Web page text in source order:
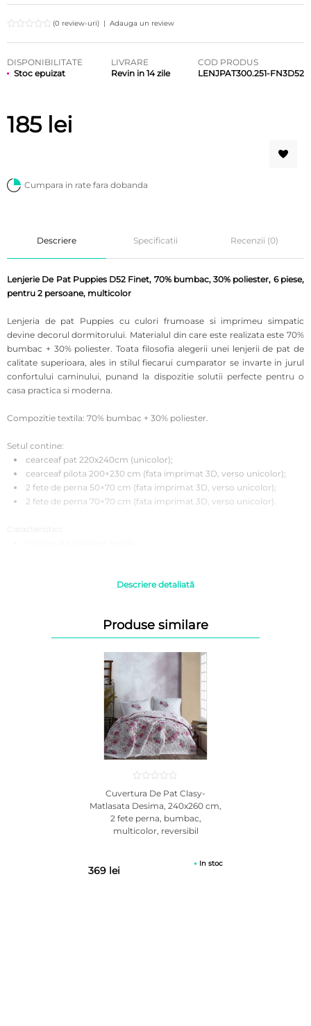
(0 review-uri) | Adauga un review
DISPONIBILITATE
Stoc epuizat
LIVRARE
Revin in 14 zile
COD PRODUS
LENJPAT300.251-FN3D52
185 lei
Cumpara in rate fara dobanda
Descriere Specificatii Recenzii (0)
Lenjerie De Pat Puppies D52 Finet, 70% bumbac, 30% poliester, 6 piese,
pentru 2 persoane, multicolor
Lenjeria de pat Puppies cu culori frumoase si imprimeu simpatic
devine decorul dormitorului. Materialul din care este realizata este 70%
bumbac + 30% poliester.Toata filosofia alegerii unei lenjerii de pat de
calitate superioara, ales in stilul fiecarui cumparator se invarte in jurul
confortului caminului, punand la dispozitie solutii perfecte pentru o
casa practica si moderna.
Compozitie textila: 70% bumbac + 30% poliester.
Setul contine:
cearceaf pat 220x240cm (unicolor);
cearceaf pilota 200×230 cm (fata imprimat 3D, verso unicolor);
2 fete de perna 50×70 cm (fata imprimat 3D, verso unicolor);
2 fete de perna 70×70 cm (fata imprimat 3D, verso unicolor).
A se spala automat sau manual la 40°C pentru rezistenta si
intensitatea culorilor timp indelungat.
Se recomanda evitarea curatarii chimice si a inalbirea lenjeriilor din
Uscarea ar trebui sa se realizeze la temperatura camerei, fara
interventia uscatoarelor de rufe electrice.
Se poate calca la temperatura medie.
Atentie! Fotografiile produselor prezentate au caracter informativ,
Descriere detaliată
Produse similare
Cuvertura De Pat Clasy-
Matlasata Desima, 240x260 cm,
2 fete perna, bumbac,
multicolor, reversibil
369 lei
In stoc